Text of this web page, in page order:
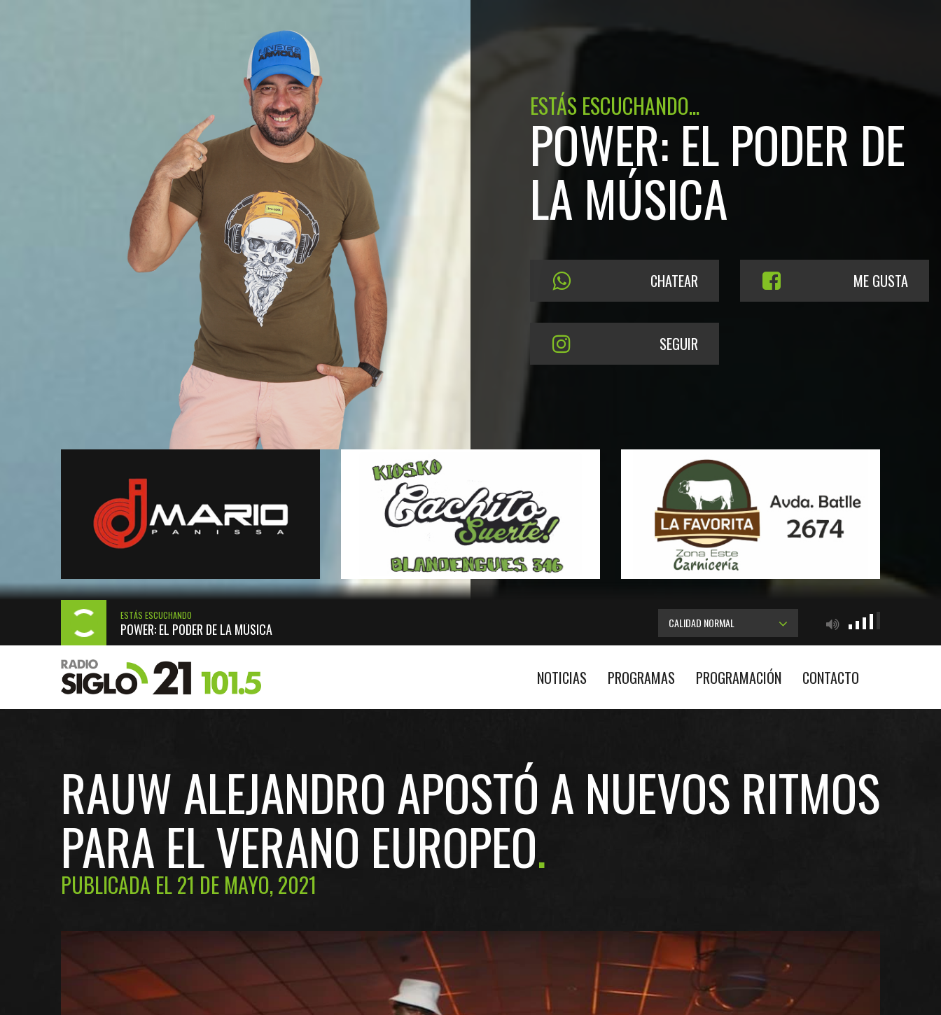
ESTÁS ESCUCHANDO...
POWER: EL PODER DE
LA MÚSICA
CHATEAR ME GUSTA
SEGUIR
ESTÁS ESCUCHANDO
POWER: EL PODER DE LA MÚSICA CALIDAD NORMAL
NOTICIAS PROGRAMAS PROGRAMACIÓN CONTACTO
RAUW ALEJANDRO APOSTÓ A NUEVOS RITMOS
PARA EL VERANO EUROPEO
PUBLICADA EL 21 DE MAYO, 2021